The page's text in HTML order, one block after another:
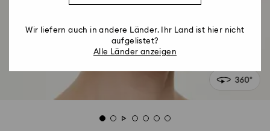
Wir liefern auch in andere Länder. Ihr Land ist hier nicht
aufgelistet?
Alle Länder anzeigen